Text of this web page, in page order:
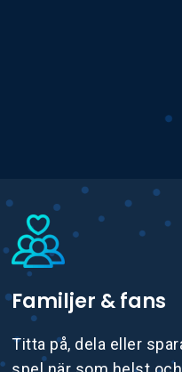
Familjer & fans
Titta på, dela eller